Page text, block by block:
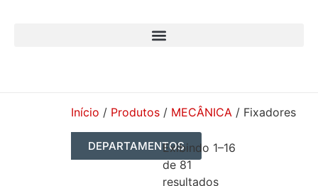
Início / Produtos / MECÂNICA / Fixadores
DEPARTAMENTOSExibindo 1–16
de 81
resultados